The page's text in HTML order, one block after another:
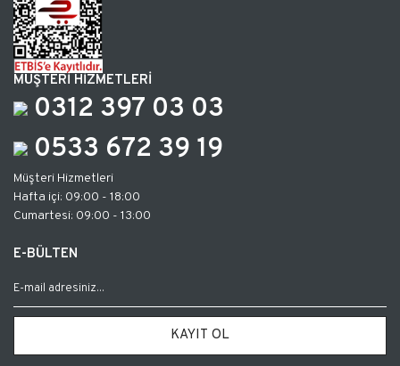
MÜŞTERİ HİZMETLERİ
0312 397 03 03
0533 672 39 19
Müşteri Hizmetleri
Hafta içi: 09:00 - 18:00
Cumartesi: 09:00 - 13:00
E-BÜLTEN
KAYIT OL